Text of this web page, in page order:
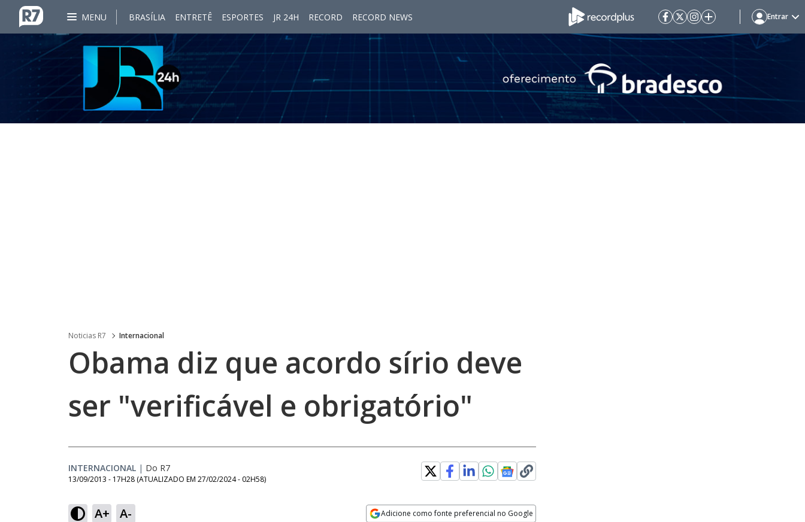
MENU BRASÍLIA ENTRETÊ ESPORTES JR 24H RECORD RECORD NEWS Entrar
Noticias R7 Internacional
Obama diz que acordo sírio deve
ser "verificável e obrigatório"
INTERNACIONAL | Do R7
13/09/2013 - 17H28 (ATUALIZADO EM 27/02/2024 - 02H58)
A+ A- Adicione como fonte preferencial no Google